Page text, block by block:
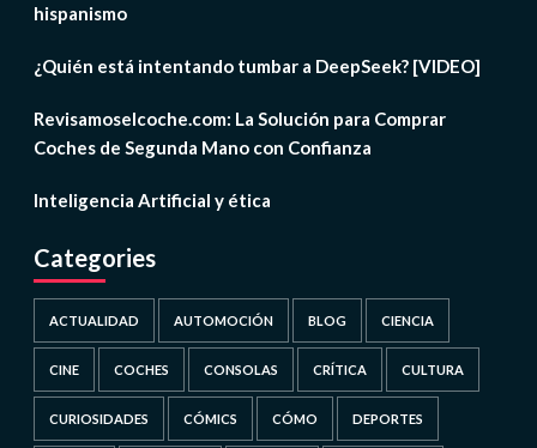
hispanismo
¿Quién está intentando tumbar a DeepSeek? [VIDEO]
Revisamoselcoche.com: La Solución para Comprar
Coches de Segunda Mano con Confianza
Inteligencia Artificial y ética
Categories
ACTUALIDAD AUTOMOCIÓN BLOG CIENCIA
CINE COCHES CONSOLAS CRÍTICA CULTURA
CURIOSIDADES CÓMICS CÓMO DEPORTES